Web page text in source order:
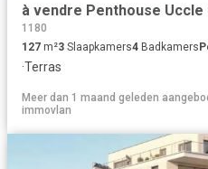
à vendre Penthouse
1180
127 m²3 Slaapkamers4 Badkamers
·Terras
Meer dan 1 maand geleden
immovlan